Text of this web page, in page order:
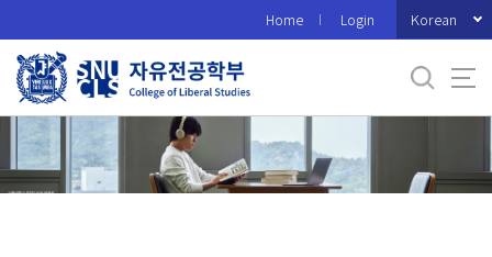
로
메
Home Login Korean